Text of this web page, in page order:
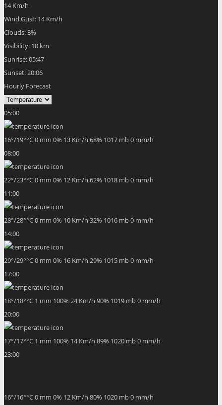
14 Km/h
Wind Gust: 14 Km/h
Clouds:3%
Visibility: 10 km
Sunrise:05:47
Sunset:20:06
Hourly Forecast
05:00
16°/19°°C0 mm 0% 13 Km/h 68% 1017 mb0 mm/h
08:00
22°/23°°C0 mm 0% 12 Km/h 62% 1018 mb0 mm/h
11:00
28°/28°°C0 mm 0% 10 Km/h 32% 1016 mb0 mm/h
14:00
29°/29°°C0 mm 0% 16 Km/h 29% 1015 mb0 mm/h
17:00
18°/18°°C 1 mm 100% 24 Km/h 90% 1019 mb0 mm/h
20:00
17°/17°°C 1 mm 100% 14 Km/h 89% 1020 mb0 mm/h
23:00
16°/16°°C0 mm 0% 12 Km/h 80% 1020 mb0 mm/h